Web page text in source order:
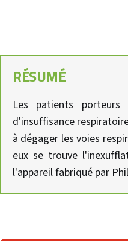
RÉSUMÉ
Les patients porteurs
d'insuffisance
à dégager les voies
eux se trouve
l'appareil fabriqué par